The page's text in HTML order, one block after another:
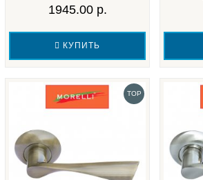
1945.00 р.
КУПИТЬ
TOP